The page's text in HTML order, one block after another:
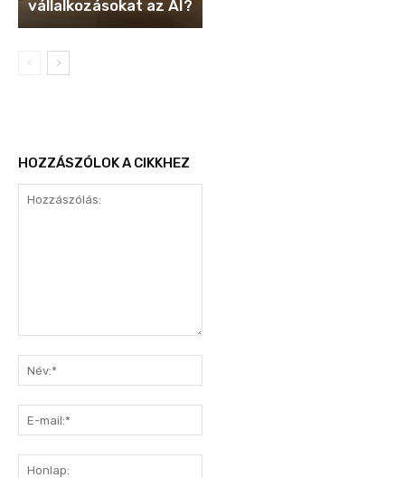
vállalkozásokat az AI?
HOZZÁSZÓLOK A CIKKHEZ
mail:*